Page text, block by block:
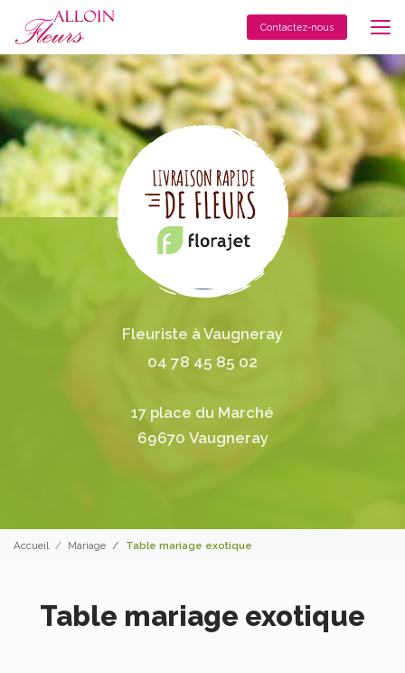
contenu
principal
Contactez-nous
Fleuriste à Vaugneray
04 78 45 85 02
17 place du Marché
69670 Vaugneray
Accueil Mariage Table mariage exotique
Table mariage exotique